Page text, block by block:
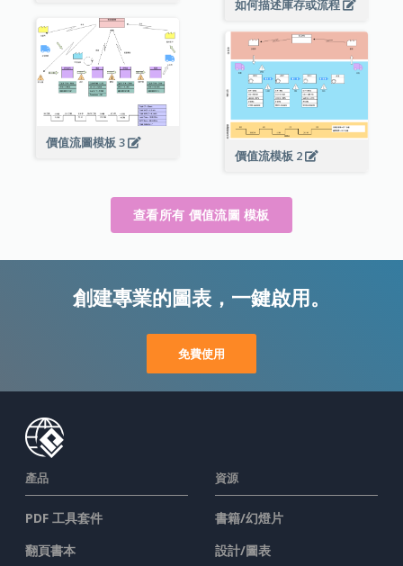
如何描述庫存或流程
價值流圖模板 3
價值流模板 2
查看所有 價值流圖 模板
創建專業的圖表，一鍵啟用。
免費使用
產品
PDF 工具套件
翻頁書本
資源
書籍/幻燈片
設計/圖表